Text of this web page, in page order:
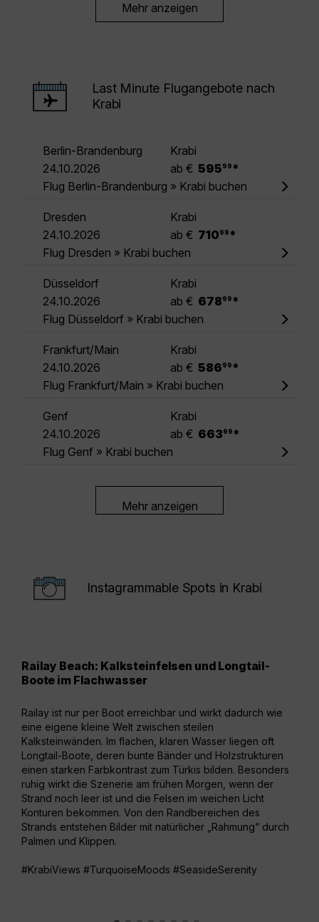
Mehr anzeigen
Last Minute Flugangebote nach
Krabi
Berlin-Brandenburg
Krabi
24.10.2026
ab € 595 99 *
Flug Berlin-Brandenburg » Krabi buchen
Dresden
Krabi
24.10.2026
ab € 710 99 *
Flug Dresden » Krabi buchen
Düsseldorf
Krabi
24.10.2026
ab € 678 99 *
Flug Düsseldorf » Krabi buchen
Frankfurt/Main
Krabi
24.10.2026
ab € 586 99 *
Flug Frankfurt/Main » Krabi buchen
Genf
Krabi
24.10.2026
ab € 663 99 *
Flug Genf » Krabi buchen
Mehr anzeigen
Instagrammable Spots in Krabi
Railay Beach: Kalksteinfelsen und Longtail-
Boote im Flachwasser
Railay ist nur per Boot erreichbar und wirkt dadurch wie
eine eigene kleine Welt zwischen steilen
Kalksteinwänden. Im flachen, klaren Wasser liegen oft
Longtail-Boote, deren bunte Bänder und Holzstrukturen
einen starken Farbkontrast zum Türkis bilden. Besonders
ruhig wirkt die Szenerie am frühen Morgen, wenn der
Strand noch leer ist und die Felsen im weichen Licht
Konturen bekommen. Von den Randbereichen des
Strands entstehen Bilder mit natürlicher „Rahmung“ durch
Palmen und Klippen.
#KrabiViews #TurquoiseMoods #SeasideSerenity